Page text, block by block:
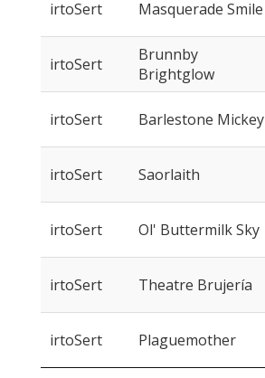
irtoSert Masquerade Smile
irtoSert
Brunnby
Brightglow
irtoSert Barlestone Mickey
irtoSert Saorlaith
irtoSert Ol' Buttermilk Sky
irtoSert Theatre Brujería
irtoSert Plaguemother